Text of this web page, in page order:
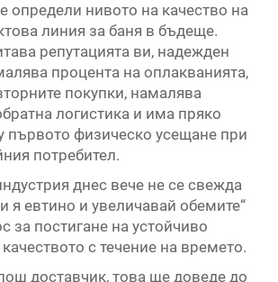
определи нивото на качество на
линия за баня в бъдеще.
репутацията ви, надежден
процента на оплакванията,
покупки, намалява
логистика и има пряко
първото физическо усещане при
потребител.
днес вече не се свежда
я евтино и увеличавай обемите“
за постигане на устойчиво
с течение на времето.
доставчик, това ще доведе до